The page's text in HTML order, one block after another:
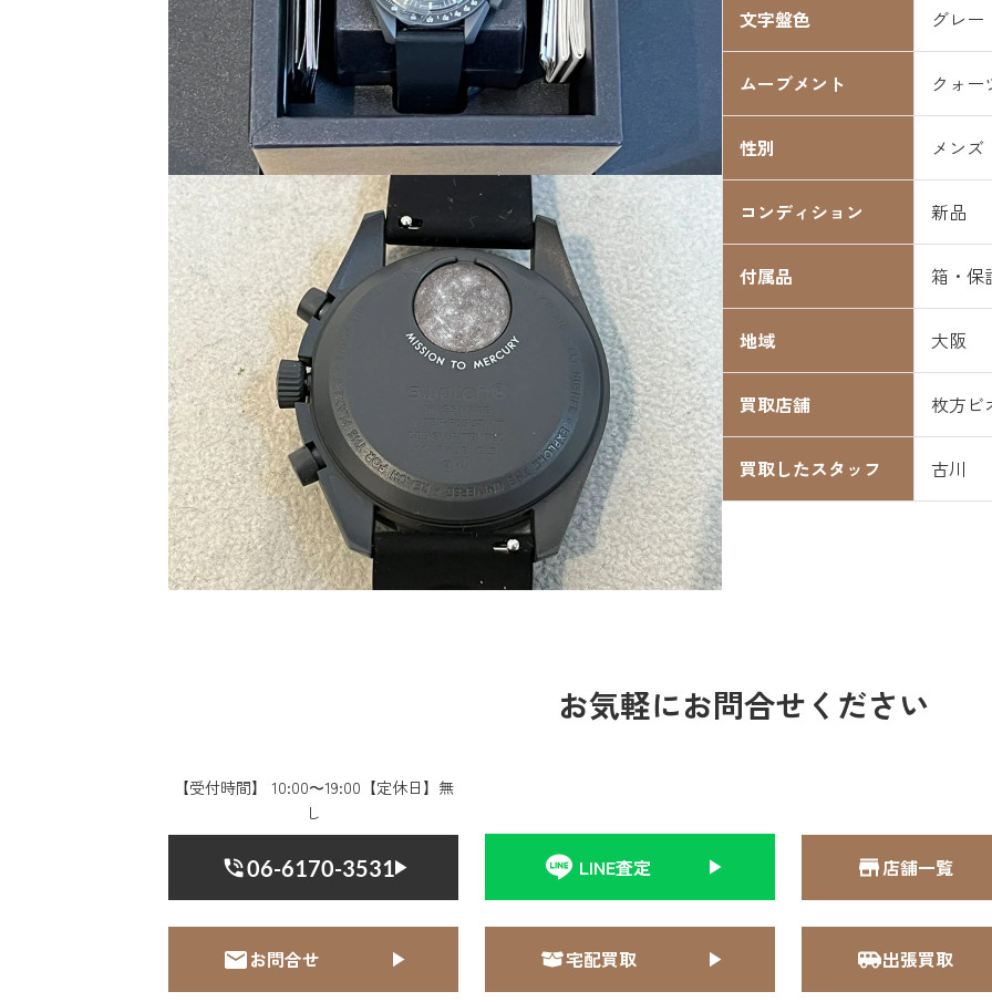
文字盤色 グレー
ムーブメント クォー
性別 メンズ
コンディション 新品
付属品 箱・保
地域 大阪
買取店舗 枚方ビ
買取したスタッフ 古川
お気軽にお問合せください
【受付時間】 10:00〜19:00【定休日】無
し
06-6170-3531 LINE査定 店舗一覧
お問合せ 宅配買取 出張買取